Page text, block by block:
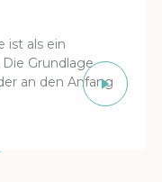
ist als ein
Grundlage
an den Anfang